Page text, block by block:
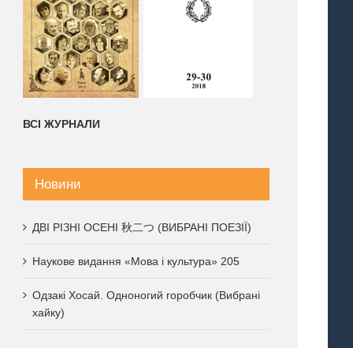
ВСІ ЖУРНАЛИ
Новини
ДВІ РІЗНІ ОСЕНІ 秋二つ (ВИБРАНІ ПОЕЗІЇ)
Наукове видання «Мова і культура» 205
Одзакі Хосай. Одноногий горобчик (Вибрані
хайку)